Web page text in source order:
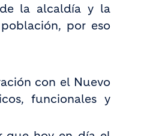
la alcaldía y la
por eso
con el Nuevo
funcionales y